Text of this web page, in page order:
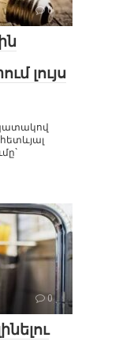
0
լույս
0